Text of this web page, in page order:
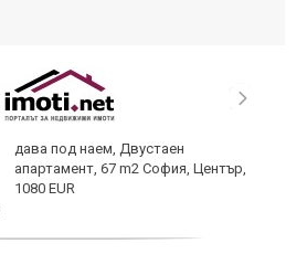
дава под наем, Двустаен
апартамент, 67 m2 София, Център,
1080 EUR